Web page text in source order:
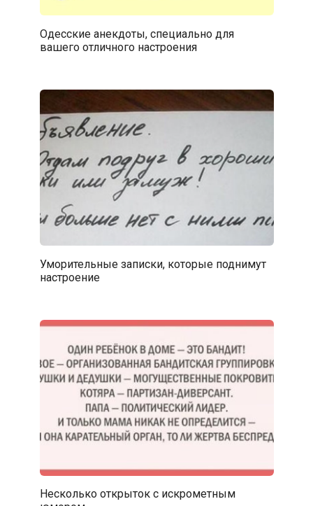
Одесские анекдоты, специально для
вашего отличного настроения
Уморительные записки, которые поднимут
настроение
Несколько открыток с искрометным